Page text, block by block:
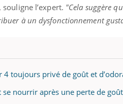
souligne l’expert. "Cela suggère
à un dysfonctionnement
4 toujours privé de goût et
nourrir après une perte de